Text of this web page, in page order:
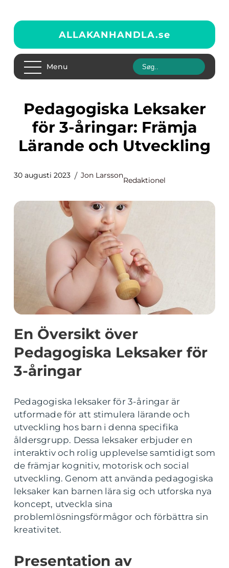
ALLAKANHANDLA.se
Menu
Pedagogiska Leksaker
för 3-åringar: Främja
Lärande och Utveckling
30 augusti 2023 Jon Larsson
Redaktionel
En Översikt över
Pedagogiska Leksaker för
3-åringar
Pedagogiska leksaker för 3-åringar är
utformade för att stimulera lärande och
utveckling hos barn i denna specifika
åldersgrupp. Dessa leksaker erbjuder en
interaktiv och rolig upplevelse samtidigt som
de främjar kognitiv, motorisk och social
utveckling. Genom att använda pedagogiska
leksaker kan barnen lära sig och utforska nya
koncept, utveckla sina
problemlösningsförmågor och förbättra sin
kreativitet.
Presentation av